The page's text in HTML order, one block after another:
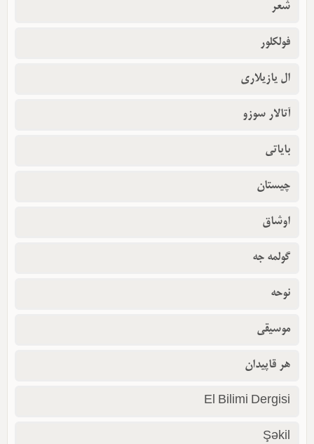
شعر
فولکلور
ال یازیلاری
آتالار سوزو
بایاتی
چیستان
اوشاق
گولمه جه
نوحه
موسیقی
هر قاپیدان
El Bilimi Dergisi
Şəkil